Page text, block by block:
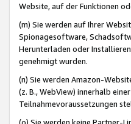
Website, auf der Funktionen
(m) Sie werden auf Ihrer
Spionagesoftware,
Herunterladen oder
genehmigt wurden.
(n) Sie werden Amazon-
(z. B., WebView) innerhalb
Teilnahmevoraussetzungen
(o) Sie werden keine Partner-